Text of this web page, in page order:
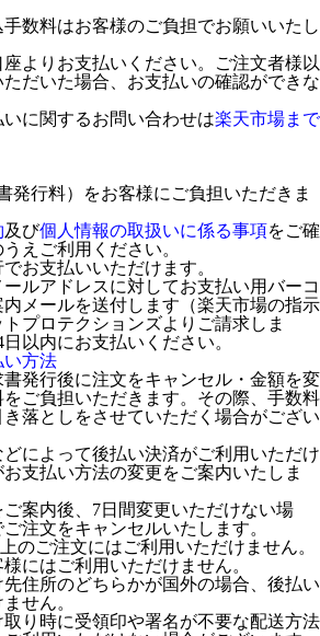
数料はお客様のご負担でお願いいたし
よりお支払いください。ご注文者様以
だいた場合、お支払いの確認ができな
に関するお問い合わせは楽天市場まで
発行料）をお客様にご負担いただきま
及び個人情報の取扱いに係る事項をご確
えご利用ください。
お支払いいただけます。
ルアドレスに対してお支払い用バーコ
メールを送付します（楽天市場の指示
プロテクションズよりご請求しま
以内にお支払いください。
い方法
発行後に注文をキャンセル・金額を変
ご負担いただきます。その際、手数料
落としをさせていただく場合がござい
によって後払い決済がご利用いただけ
支払い方法の変更をご案内いたしま
案内後、7日間変更いただけない場
注文をキャンセルいたします。
のご注文にはご利用いただけません。
にはご利用いただけません。
住所のどちらかが国外の場合、後払い
せん。
り時に受領印や署名が不要な配送方法